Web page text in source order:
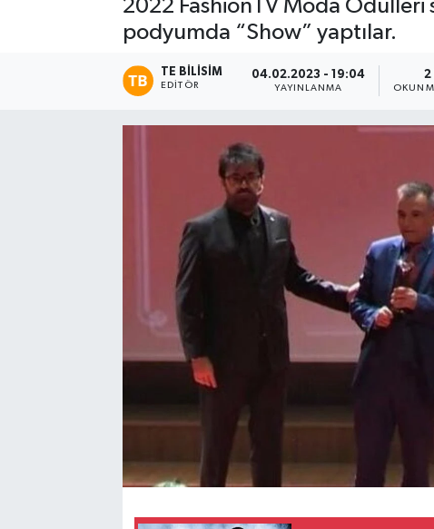
2022 FashionTV Moda
podyumda “Show” yaptılar.
TE BILISIM
EDITÖR
04.02.2023 - 19:04
YAYINLANMA
2
Son Dakika Haberleri